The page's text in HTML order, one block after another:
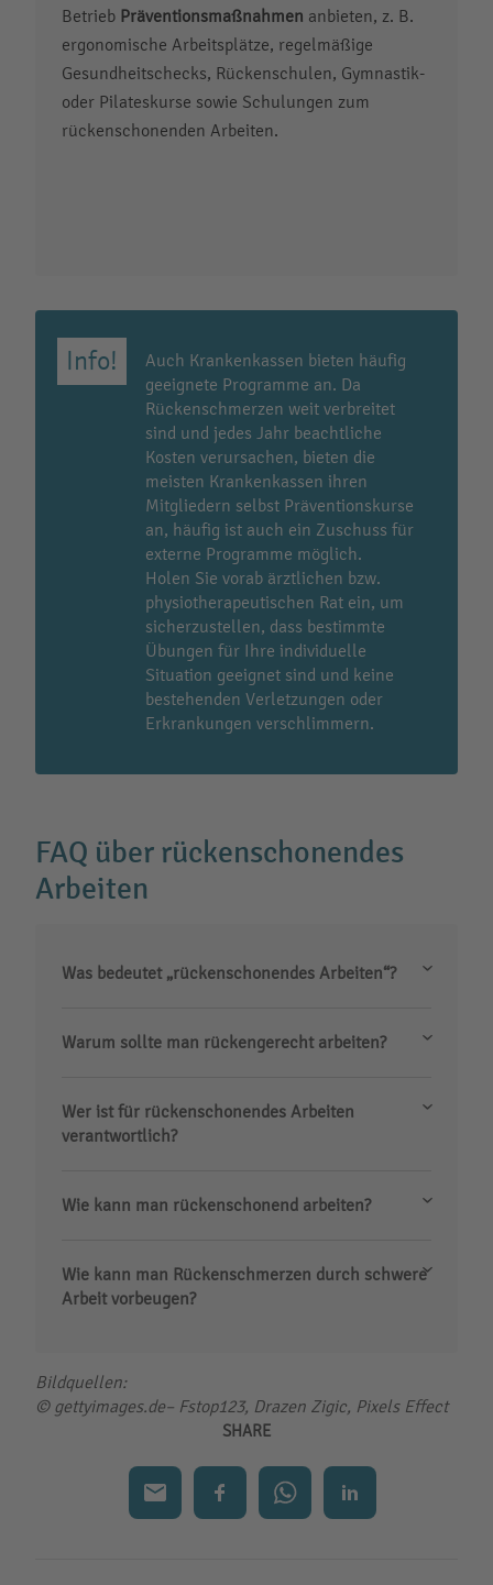
Betrieb Präventionsmaßnahmen anbieten, z. B.
ergonomische Arbeitsplätze, regelmäßige
Gesundheitschecks, Rückenschulen, Gymnastik-
oder Pilateskurse sowie Schulungen zum
rückenschonenden Arbeiten.
Auch Krankenkassen bieten häufig
geeignete Programme an. Da
Rückenschmerzen weit verbreitet
sind und jedes Jahr beachtliche
Kosten verursachen, bieten die
meisten Krankenkassen ihren
Mitgliedern selbst Präventionskurse
an, häufig ist auch ein Zuschuss für
externe Programme möglich.
Holen Sie vorab ärztlichen bzw.
physiotherapeutischen Rat ein, um
sicherzustellen, dass bestimmte
Übungen für Ihre individuelle
Situation geeignet sind und keine
bestehenden Verletzungen oder
Erkrankungen verschlimmern.
FAQ über rückenschonendes
Arbeiten
Was bedeutet „rückenschonendes Arbeiten“?
Warum sollte man rückengerecht arbeiten?
Wer ist für rückenschonendes Arbeiten
verantwortlich?
Wie kann man rückenschonend arbeiten?
Wie kann man Rückenschmerzen durch schwere
Arbeit vorbeugen?
Bildquellen:
© gettyimages.de– Fstop123, Drazen Zigic, Pixels Effect
SHARE